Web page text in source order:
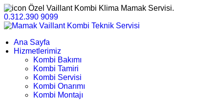
Özel Vaillant Kombi Klima Mamak Servisi.
0.312.390 9099
Ana Sayfa
Hizmetlerimiz
Kombi Bakımı
Kombi Tamiri
Kombi Servisi
Kombi Onarımı
Kombi Montajı